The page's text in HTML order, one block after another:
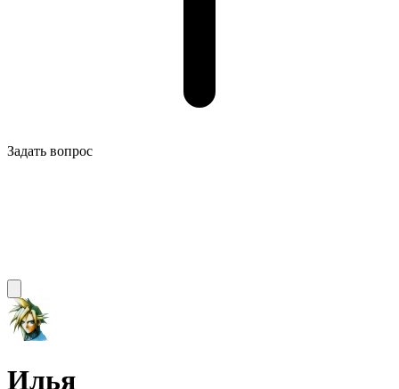
Задать вопрос
Илья